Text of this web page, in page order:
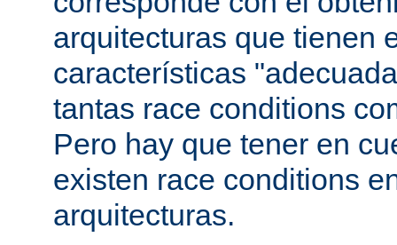
arquitecturas que tienen
características
tantas race conditions
Pero hay que tener en
existen race conditions
arquitecturas.